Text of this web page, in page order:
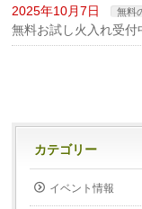
2025年10月7日 無料
無料お試し火入れ受付
カテゴリー
イベント情報